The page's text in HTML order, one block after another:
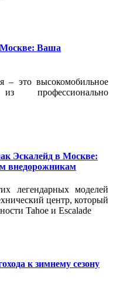
Москве: Ваша
– это высокомобильное
профессионально
Эскалейд в Москве:
внедорожникам
легендарных моделей
центр, который
Tahoe и Escalade
к зимнему сезону